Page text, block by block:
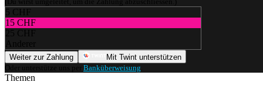
5 CHF
15 CHF
25 CHF
Anderer
Weiter zur Zahlung
Mit Twint unterstützen
Oder unterstütze uns per Banküberweisung
Themen